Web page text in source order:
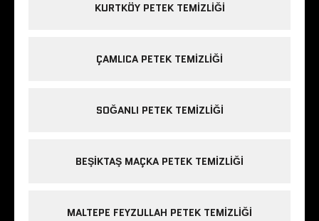
KURTKÖY PETEK TEMIZLIĞI
ÇAMLICA PETEK TEMIZLIĞI
SOĞANLI PETEK TEMIZLIĞI
BEŞIKTAŞ MAÇKA PETEK TEMIZLIĞI
MALTEPE FEYZULLAH PETEK TEMIZLIĞI